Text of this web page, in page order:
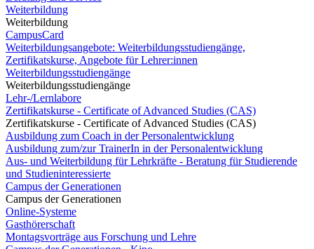
Weiterbildung
Weiterbildung
CampusCard
Weiterbildungsangebote: Weiterbildungsstudiengänge,
Zertifikatskurse, Angebote für Lehrer:innen
Weiterbildungsstudiengänge
Weiterbildungsstudiengänge
Lehr-/Lernlabore
Zertifikatskurse - Certificate of Advanced Studies (CAS)
Zertifikatskurse - Certificate of Advanced Studies (CAS)
Ausbildung zum Coach in der Personalentwicklung
Ausbildung zum/zur TrainerIn in der Personalentwicklung
Aus- und Weiterbildung für Lehrkräfte - Beratung für Studierende
und Studieninteressierte
Campus der Generationen
Campus der Generationen
Online-Systeme
Gasthörerschaft
Montagsvorträge aus Forschung und Lehre